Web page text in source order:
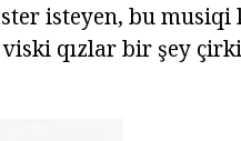
isteyen, bu musiqi
qızlar bir şey